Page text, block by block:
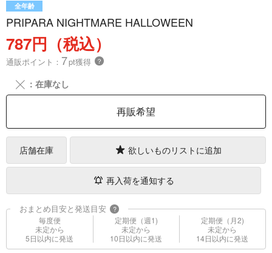
全年齢
PRIPARA NIGHTMARE HALLOWEEN
787円（税込）
通販ポイント： 7pt獲得 ？
╳ ：在庫なし
再販希望
店舗在庫 欲しいものリストに追加
再入荷を通知する
おまとめ目安と発送目安 ?
毎度便
未定から
5日以内に発送
定期便（週1)
未定から
10日以内に発送
定期便（月2)
未定から
14日以内に発送